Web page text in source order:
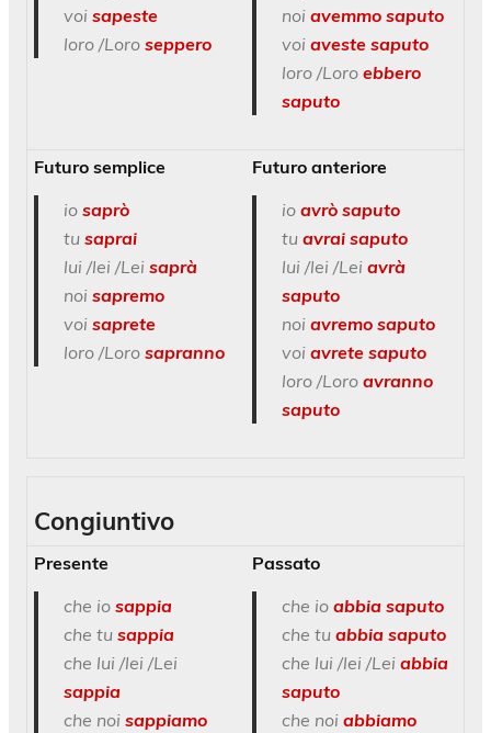
voi sapeste
loro /Loro seppero
noi avemmo saputo
voi aveste saputo
loro /Loro ebbero
saputo
Futuro semplice
io saprò
tu saprai
lui /lei /Lei saprà
noi sapremo
voi saprete
loro /Loro sapranno
Futuro anteriore
io avrò saputo
tu avrai saputo
lui /lei /Lei avrà
saputo
noi avremo saputo
voi avrete saputo
loro /Loro avranno
saputo
Congiuntivo
Presente
che io sappia
che tu sappia
che lui /lei /Lei
sappia
che noi sappiamo
Passato
che io abbia saputo
che tu abbia saputo
che lui /lei /Lei abbia
saputo
che noi abbiamo